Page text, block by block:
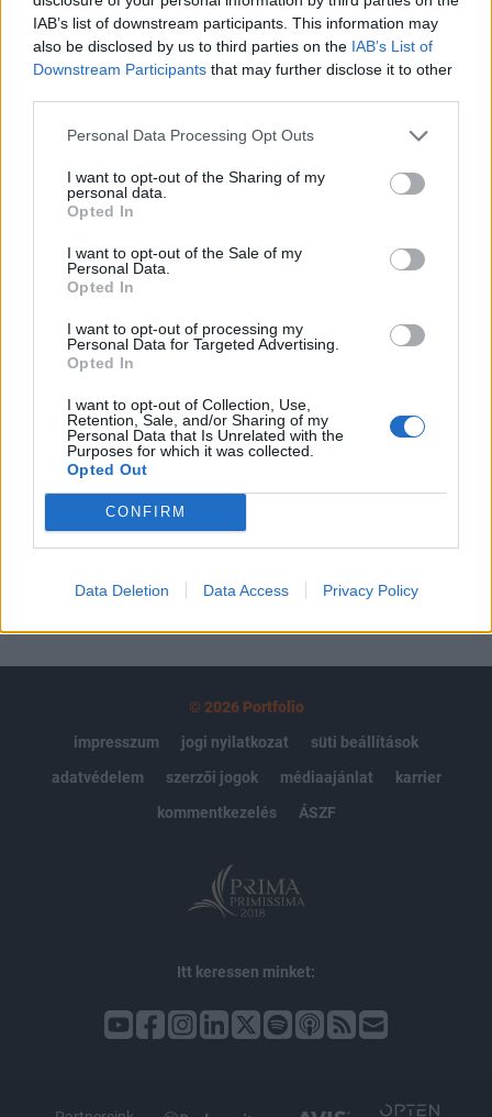
IAB’s list of downstream participants. This information may
also be disclosed by us to third parties on the IAB’s List of
Downstream Participants that may further disclose it to other
Personal Data Processing Opt Outs
I want to opt-out of the Sharing of my
personal data.
Opted In
I want to opt-out of the Sale of my
Personal Data.
Opted In
I want to opt-out of processing my
Personal Data for Targeted Advertising.
Opted In
I want to opt-out of Collection, Use,
Retention, Sale, and/or Sharing of my
Personal Data that Is Unrelated with the
Purposes for which it was collected.
Opted Out
CONFIRM
Data Deletion Data Access Privacy Policy
is áldozatul estek a technológiai váltásnak. Ettől még
legalább egy évtizednyire vagyunk, de ha megnézzük, hogy
mivel foglalkoznak mostanában a technológia nagyágyúi,
mint a Microsoft, a Facebook, az Amazon, vagy maga Elon
KEDVES OLVASÓNK!
A keresett cikk a portfolio.hu hírarchívumához
tartozik, melynek olvasása előfizetéses
regisztrációhoz kötött.
Portfolio.hu teljes cikkarchívum
Kötéslisták: BÉT elmúlt 2 év napon belüli
kötéslistái
Előfizetés
MÁR ELŐFIZETŐNK VAGY?
© 2026 Portfolio
impresszum
jogi nyilatkozat
süti beállítások
adatvédelem
szerzői jogok médiaajánlat
karrier
kommentkezelés
ÁSZF
Itt keressen minket: